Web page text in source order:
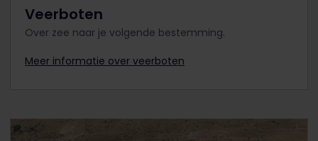
Veerboten
Over zee naar je volgende bestemming.
Meer informatie over veerboten